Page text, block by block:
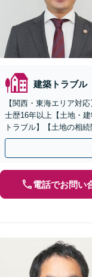
建築トラブル
【関西・東海エリア対
士歴16年以上【土地・
トラブル】【土地の相
するトラブル全般の解
電話でお問い